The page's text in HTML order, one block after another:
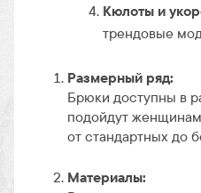
Кюлоты и
трендовые
Размерный ряд:
Брюки доступны в
подойдут
от стандартных до
Материалы: